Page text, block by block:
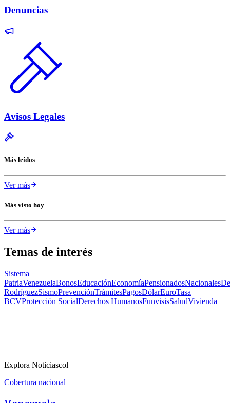
Denuncias
Avisos Legales
Más leídos
Ver más
Más visto hoy
Ver más
Temas de interés
Sistema
PatriaVenezuelaBonosEducaciónEconomíaPensionadosNacionales
RodríguezSismoPrevenciónTrámitesPagosDólarEuroTasa
BCVProtección SocialDerechos HumanosFunvisisSaludVivienda
Explora Noticiascol
Cobertura nacional